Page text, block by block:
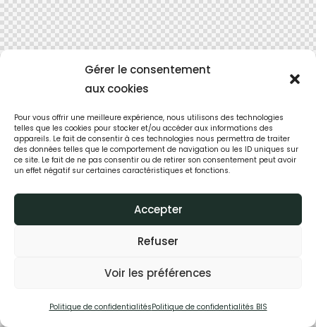
Gérer le consentement
aux cookies
Pour vous offrir une meilleure expérience, nous utilisons des technologies
telles que les cookies pour stocker et/ou accéder aux informations des
appareils. Le fait de consentir à ces technologies nous permettra de traiter
des données telles que le comportement de navigation ou les ID uniques sur
ce site. Le fait de ne pas consentir ou de retirer son consentement peut avoir
un effet négatif sur certaines caractéristiques et fonctions.
Accepter
Refuser
Voir les préférences
Politique de confidentialitésPolitique de confidentialités BIS